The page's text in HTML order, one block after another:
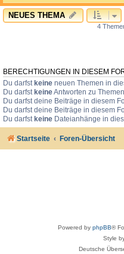
NEUES THEMA
4
BERECHTIGUNGEN IN DIESEM
Du darfst keine neuen Themen in
Du darfst keineAntworten zu
Du darfst deine Beiträge in diesem
Du darfst deine Beiträge in diesem
Du darfst keine Dateianhänge in
Startseite Foren-Übersicht
Powered by phpBB®
Style
Deutsche